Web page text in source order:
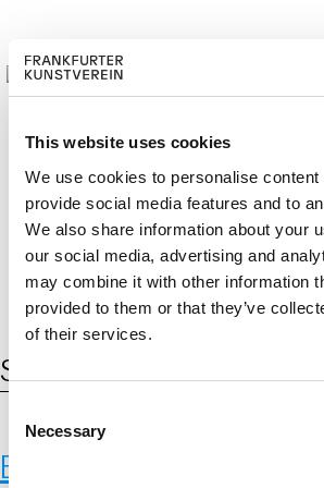
This website uses cookies
We use cookies to personalise content
provide social media features and to
We also share information about your
our social media, advertising and
may combine it with other information
provided to them or that they’ve
of their services.
n
Necessary
Cerca: DE EN
Schlagwort:
Bending the Curve –